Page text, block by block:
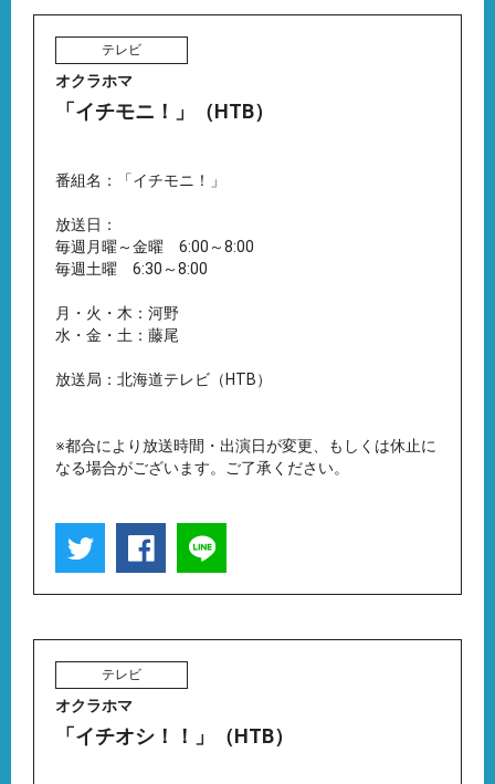
テレビ
オクラホマ
「イチモニ！」（HTB）
番組名：「イチモニ！」
放送日：
毎週月曜～金曜 6:00～8:00
毎週土曜 6:30～8:00
月・火・木：河野
水・金・土：藤尾
放送局：北海道テレビ（HTB）
※都合により放送時間・出演日が変更、もしくは休止に
なる場合がございます。ご了承ください。
テレビ
オクラホマ
「イチオシ！！」（HTB）